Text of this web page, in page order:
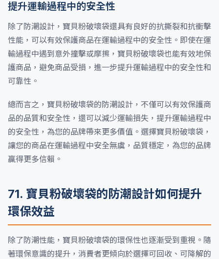
提升運輸過程中的安全性
除了防潮設計，寶貝粉破壞袋還具有良好的抗撕裂和抗衝擊
性能，可以有效保護商品在運輸過程中的安全性。即使在運
輸過程中遇到意外撞擊或摩擦，寶貝粉破壞袋也能有效地保
護商品，避免商品受損，進一步提升運輸過程中的安全性和
可靠性。
總而言之，寶貝粉破壞袋的防潮設計，不僅可以有效保護商
品的品質和安全性，還可以減少運輸損失，提升運輸過程中
的安全性，為您的品牌帶來更多價值。選擇寶貝粉破壞袋，
讓您的商品在運輸過程中安全無虞，品質穩定，為您的品牌
贏得更多信賴。
71. 寶貝粉破壞袋的防潮設計如何提升
環保效益
除了防潮性能，寶貝粉破壞袋的環保性也逐漸受到重視。隨
著環保意識的提升，消費者更傾向於選擇可回收、可降解的